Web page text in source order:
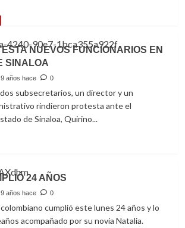
NUEVOS FUNCIONARIOS EN
SINALOA
9 años hace 0
subsecretarios, un director y un
rindieron protesta ante el
de Sinaloa, Quirino...
24 AÑOS
9 años hace 0
cumplió este lunes 24 años y lo
acompañado por su novia Natalia.